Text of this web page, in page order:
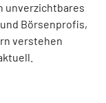
unverzichtbares
Börsenprofis,
verstehen